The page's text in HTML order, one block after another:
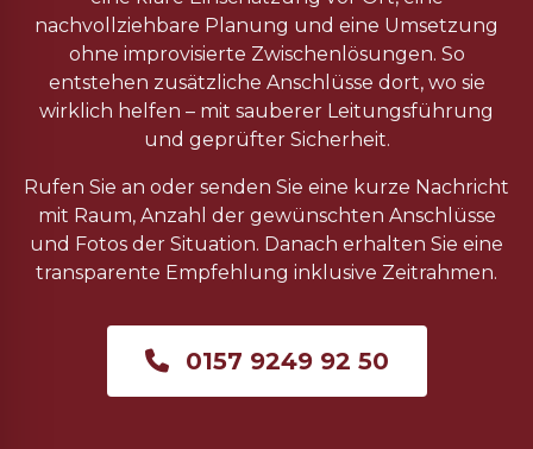
nachvollziehbare Planung und eine Umsetzung
ohne improvisierte Zwischenlösungen. So
entstehen zusätzliche Anschlüsse dort, wo sie
wirklich helfen – mit sauberer Leitungsführung
und geprüfter Sicherheit.
Rufen Sie an oder senden Sie eine kurze Nachricht
mit Raum, Anzahl der gewünschten Anschlüsse
und Fotos der Situation. Danach erhalten Sie eine
transparente Empfehlung inklusive Zeitrahmen.
0157 9249 92 50